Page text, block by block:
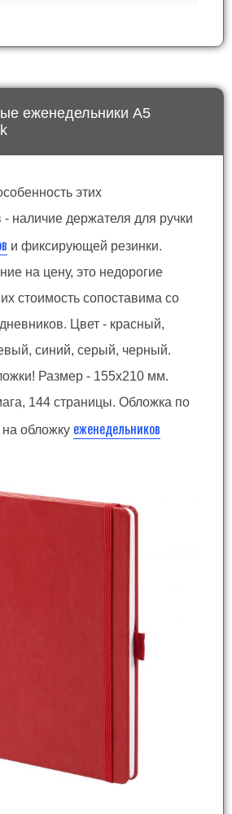
еженедельники А5
этих
наличие держателя для ручки
и фиксирующей резинки.
на цену, это недорогие
стоимость сопоставима со
Цвет - красный,
синий, серый, черный.
Размер - 155x210 мм.
144 страницы. Обложка по
обложку еженедельников